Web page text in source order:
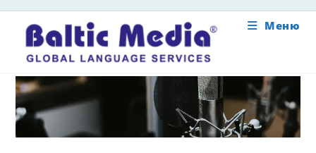
Меню